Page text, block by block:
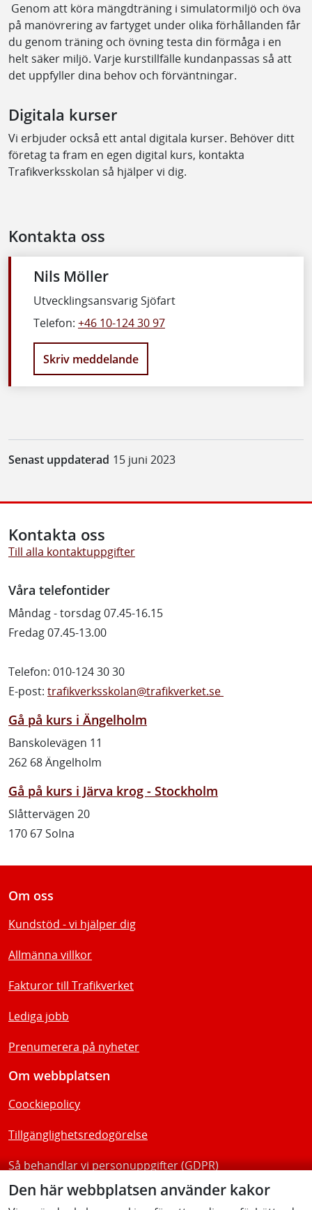
Genom att köra mängdträning i simulatormiljö och öva
på manövrering av fartyget under olika förhållanden får
du genom träning och övning testa din förmåga i en
helt säker miljö. Varje kurstillfälle kundanpassas så att
det uppfyller dina behov och förväntningar.
Digitala kurser
Vi erbjuder också ett antal digitala kurser. Behöver ditt
företag ta fram en egen digital kurs, kontakta
Trafikverksskolan så hjälper vi dig.
Kontakta oss
Nils Möller
Utvecklingsansvarig Sjöfart
Telefon: +46 10-124 30 97
Skriv meddelande
Senast uppdaterad 15 juni 2023
Den här webbplatsen använder kakor
Kontakta oss
Till alla kontaktuppgifter
Våra telefontider
Måndag - torsdag 07.45-16.15
Fredag 07.45-13.00
Telefon: 010-124 30 30
E-post: trafikverksskolan@trafikverket.se
Gå på kurs i Ängelholm
Banskolevägen 11
262 68 Ängelholm
Gå på kurs i Järva krog - Stockholm
Slåttervägen 20
170 67 Solna
Om oss
Kundstöd - vi hjälper dig
Allmänna villkor
Fakturor till Trafikverket
Lediga jobb
Prenumerera på nyheter
Om webbplatsen
Coockiepolicy
Tillgänglighetsredogörelse
Så behandlar vi personuppgifter (GDPR)
Följ oss